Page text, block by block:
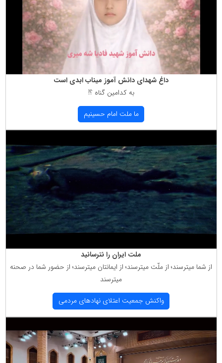
داغ شهدای دانش آموز میناب ابدی است
به كدامین گناه ؟!
ما ملت امام حسینیم
ملت ایران را نترسانید
از شما میترسند؛ از ملّت میترسند؛ از ایمانتان میترسند؛ از حضور شما در صحنه
میترسند
واكنش جمعیت اعتلای نهادهای مردمی